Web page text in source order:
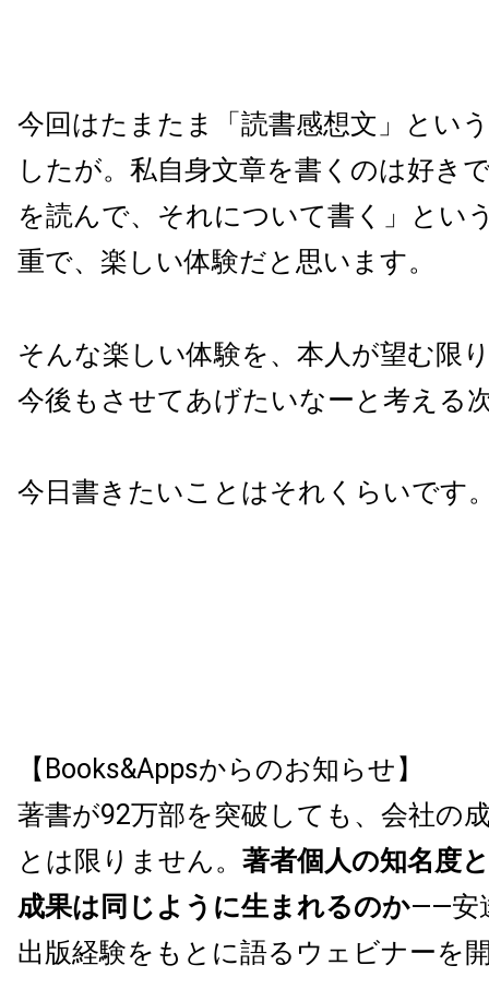
今回はたまたま「読書感想文」とい
したが。私自身文章を書くのは好き
を読んで、それについて書く」とい
重で、楽しい体験だと思います。
そんな楽しい体験を、本人が望む限
今後もさせてあげたいなーと考える
今日書きたいことはそれくらいです
【Books&Appsからのお知らせ】
著書が92万部を突破しても、会社の
とは限りません。 著者個人の知名度
成果は同じように生まれるのか——安
出版経験をもとに語るウェビナーを